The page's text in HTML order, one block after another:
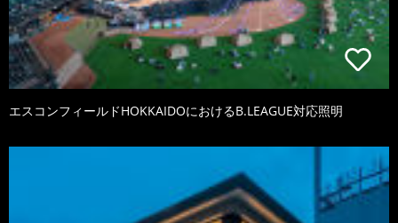
エスコンフィールドHOKKAIDOにおけるB.LEAGUE対応照明